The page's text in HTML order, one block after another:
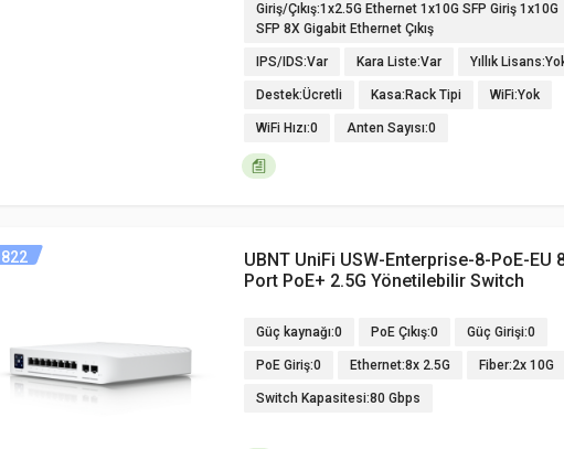
Giriş/Çıkış:1x2.5G Ethernet 1x10G SFP Giriş 1x10G
SFP 8X Gigabit Ethernet Çıkış
IPS/IDS:Var Kara Liste:Var Yıllık
Destek:Ücretli Kasa:Rack Tipi WiFi:Yok
WiFi Hızı:0 Anten Sayısı:0
UBNT UniFi USW-Enterprise-8-PoE-EU
Port PoE+ 2.5G Yönetilebilir Switch
Güç kaynağı:0 PoE Çıkış:0 Güç Girişi:0
PoE Giriş:0 Ethernet:8x 2.5G Fiber:2x 10G
Switch Kapasitesi:80 Gbps